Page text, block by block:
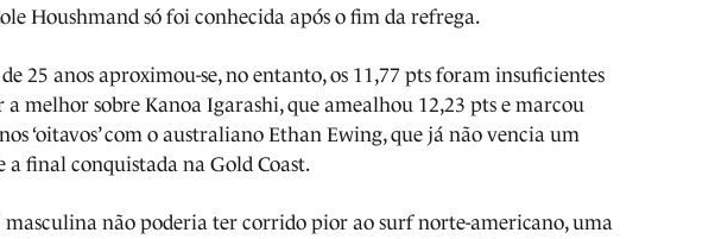
Houshmand só foi conhecida após o fim da refrega.
25 anos aproximou-se, no entanto, os 11,77 pts foram insuficientes
a melhor sobre Kanoa Igarashi, que amealhou 12,23 pts e marcou
‘oitavos’ com o australiano Ethan Ewing, que já não vencia um
a final conquistada na Gold Coast.
masculina não poderia ter corrido pior ao surf norte-americano, uma